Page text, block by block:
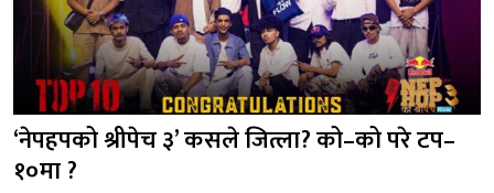
‘नेपहपको श्रीपेच ३’ कसले जित्ला? को–को परे टप–
१०मा ?